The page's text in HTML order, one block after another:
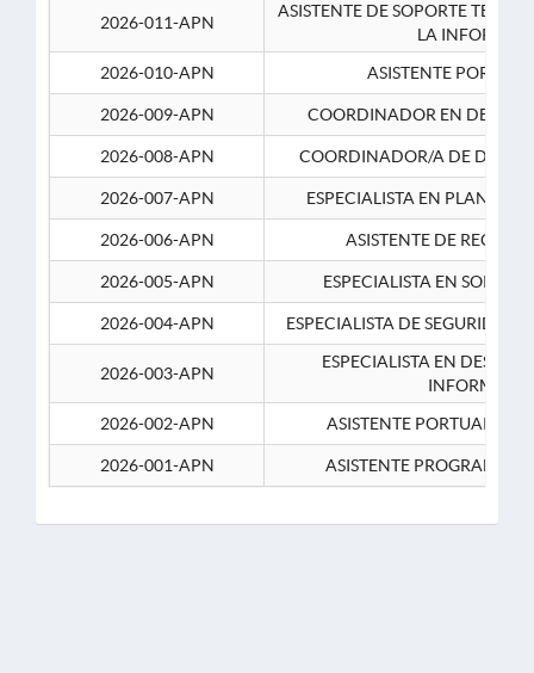
2026-011-APN
ASISTENTE DE SOPORTE
LA
2026-010-APN
ASISTENTE
2026-009-APN COORDINADOR EN
2026-008-APN COORDINADOR/A DE
2026-007-APN ESPECIALISTA EN
2026-006-APN ASISTENTE DE
2026-005-APN ESPECIALISTA EN
2026-004-APN ESPECIALISTA DE SEGURIDAD
2026-003-APN
ESPECIALISTA EN
2026-002-APN
ASISTENTE PORTUARIO 2-
2026-001-APN ASISTENTE